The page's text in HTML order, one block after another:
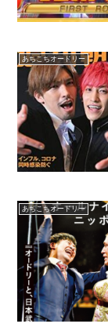
あちこちオードリー
あちこちオードリー